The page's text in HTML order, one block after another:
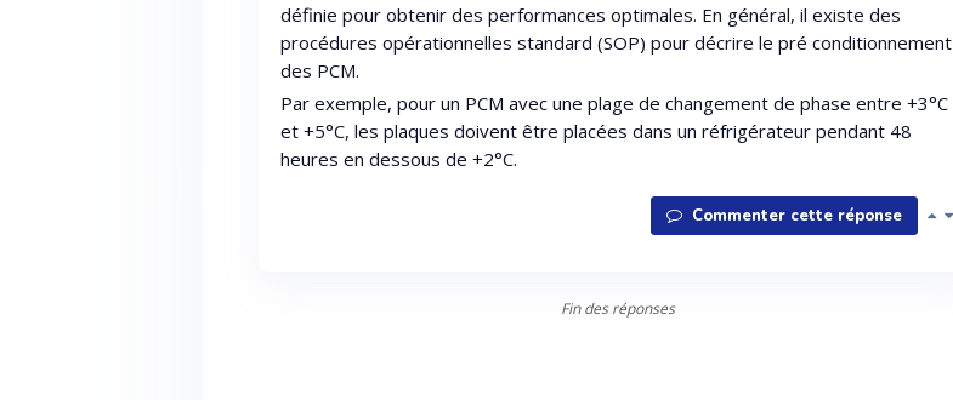
définie pour obtenir des performances optimales. En général, il existe des
procédures opérationnelles standard (SOP) pour décrire le pré conditionnement
des PCM.
Par exemple, pour un PCM avec une plage de changement de phase entre +3°C
et +5°C, les plaques doivent être placées dans un réfrigérateur pendant 48
heures en dessous de +2°C.
Commenter cette réponse
Fin des réponses